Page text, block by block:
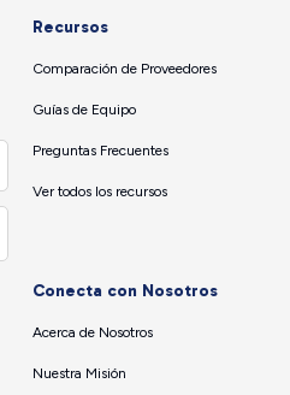
Recursos
Comparación de Proveedores
Guías de Equipo
Preguntas Frecuentes
Ver todos los recursos
Conecta con Nosotros
Acerca de Nosotros
Nuestra Misión